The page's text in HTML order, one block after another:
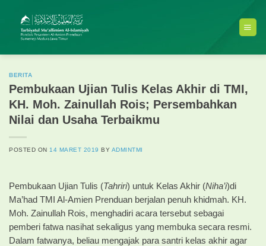
content
BERITA
Pembukaan Ujian Tulis Kelas Akhir di TMI,
KH. Moh. Zainullah Rois; Persembahkan
Nilai dan Usaha Terbaikmu
POSTED ON 14 MARET 2019 BY ADMINTMI
Pembukaan Ujian Tulis (Tahriri) untuk Kelas Akhir (Niha’i)di
Ma’had TMI Al-Amien Prenduan berjalan penuh khidmah. KH.
Moh. Zainullah Rois, menghadiri acara tersebut sebagai
pemberi fatwa nasihat sekaligus yang membuka secara resmi.
Dalam fatwanya, beliau mengajak para santri kelas akhir agar